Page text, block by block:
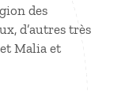
des
d’autres très
Malia et